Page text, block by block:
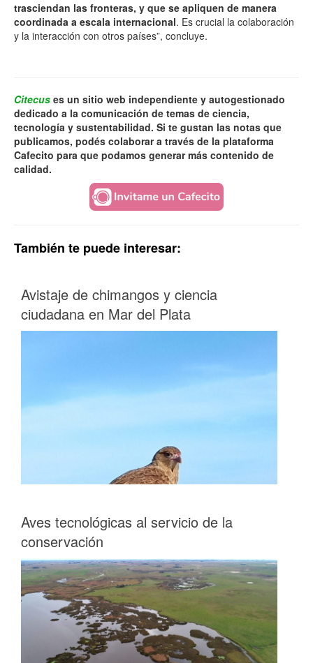
trasciendan las fronteras, y que se apliquen de manera
coordinada a escala internacional. Es crucial la colaboración
y la interacción con otros países”, concluye.
Citecus es un sitio web independiente y autogestionado
dedicado a la comunicación de temas de ciencia,
tecnología y sustentabilidad. Si te gustan las notas que
publicamos, podés colaborar a través de la plataforma
Cafecito para que podamos generar más contenido de
calidad.
También te puede interesar:
Avistaje de chimangos y ciencia
ciudadana en Mar del Plata
Aves tecnológicas al servicio de la
conservación